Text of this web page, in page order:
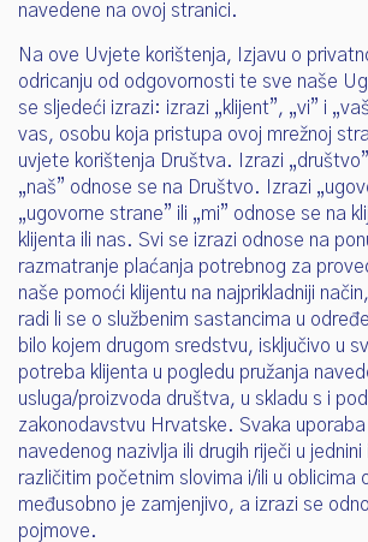
navedene na ovoj stranici.
Na ove Uvjete korištenja, Izjavu o
odricanju od odgovornosti te sve naše
se sljedeći izrazi: izrazi „klijent”, „vi” i
vas, osobu koja pristupa ovoj mrežnoj
uvjete korištenja Društva. Izrazi
„naš” odnose se na Društvo. Izrazi
„ugovorne strane” ili „mi” odnose se na
klijenta ili nas. Svi se izrazi odnose na
razmatranje plaćanja potrebnog za
naše pomoći klijentu na najprikladniji
radi li se o službenim sastancima u
bilo kojem drugom sredstvu, isključivo u
potreba klijenta u pogledu pružanja
usluga/proizvoda društva, u skladu s i
zakonodavstvu Hrvatske. Svaka
navedenog nazivlja ili drugih riječi u jednini
različitim početnim slovima i/ili u oblicima
međusobno je zamjenjivo, a izrazi se
pojmove.